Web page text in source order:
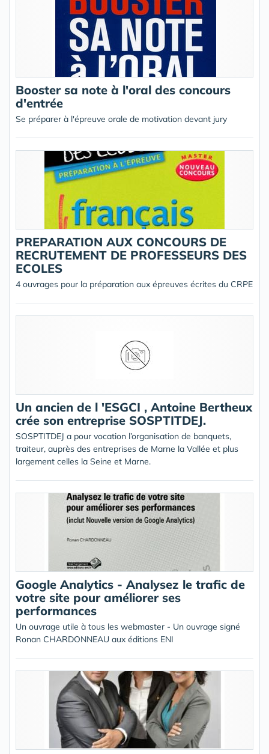
Booster sa note à l'oral des concours
d'entrée
Se préparer à l'épreuve orale de motivation devant jury
PREPARATION AUX CONCOURS DE
RECRUTEMENT DE PROFESSEURS DES
ECOLES
4 ouvrages pour la préparation aux épreuves écrites du CRPE
Un ancien de l 'ESGCI , Antoine Bertheux
crée son entreprise SOSPTITDEJ.
SOSPTITDEJ a pour vocation l’organisation de banquets,
traiteur, auprès des entreprises de Marne la Vallée et plus
largement celles la Seine et Marne.
Google Analytics - Analysez le trafic de
votre site pour améliorer ses
performances
Un ouvrage utile à tous les webmaster - Un ouvrage signé
Ronan CHARDONNEAU aux éditions ENI